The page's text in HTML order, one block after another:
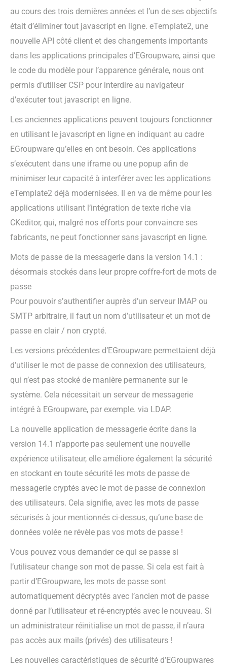
au cours des trois dernières années et l’un de ses objectifs
était d’éliminer tout javascript en ligne. eTemplate2, une
nouvelle API côté client et des changements importants
dans les applications principales d’EGroupware, ainsi que
le code du modèle pour l’apparence générale, nous ont
permis d’utiliser CSP pour interdire au navigateur
d’exécuter tout javascript en ligne.
Les anciennes applications peuvent toujours fonctionner
en utilisant le javascript en ligne en indiquant au cadre
EGroupware qu’elles en ont besoin. Ces applications
s’exécutent dans une iframe ou une popup afin de
minimiser leur capacité à interférer avec les applications
eTemplate2 déjà modernisées. Il en va de même pour les
applications utilisant l’intégration de texte riche via
CKeditor, qui, malgré nos efforts pour convaincre ses
fabricants, ne peut fonctionner sans javascript en ligne.
Mots de passe de la messagerie dans la version 14.1 :
désormais stockés dans leur propre coffre-fort de mots de
passe
Pour pouvoir s’authentifier auprès d’un serveur IMAP ou
SMTP arbitraire, il faut un nom d’utilisateur et un mot de
passe en clair / non crypté.
Les versions précédentes d’EGroupware permettaient déjà
d’utiliser le mot de passe de connexion des utilisateurs,
qui n’est pas stocké de manière permanente sur le
système. Cela nécessitait un serveur de messagerie
intégré à EGroupware, par exemple. via LDAP.
La nouvelle application de messagerie écrite dans la
version 14.1 n’apporte pas seulement une nouvelle
expérience utilisateur, elle améliore également la sécurité
en stockant en toute sécurité les mots de passe de
messagerie cryptés avec le mot de passe de connexion
des utilisateurs. Cela signifie, avec les mots de passe
sécurisés à jour mentionnés ci-dessus, qu’une base de
données volée ne révèle pas vos mots de passe !
Vous pouvez vous demander ce qui se passe si
l’utilisateur change son mot de passe. Si cela est fait à
partir d’EGroupware, les mots de passe sont
automatiquement décryptés avec l’ancien mot de passe
donné par l’utilisateur et ré-encryptés avec le nouveau. Si
un administrateur réinitialise un mot de passe, il n’aura
pas accès aux mails (privés) des utilisateurs !
Les nouvelles caractéristiques de sécurité d’EGroupwares